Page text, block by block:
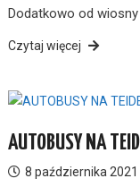
Dodatkowo od
Czytaj więcej
AUTOBUSY NA
8 października 2021